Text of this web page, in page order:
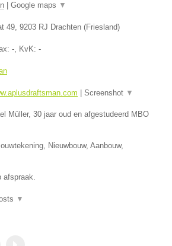
Google maps ▼
49, 9203 RJ Drachten (Friesland)
-, KvK: -
Screenshot ▼
Müller, 30 jaar oud en afgestudeerd MBO
Nieuwbouw, Aanbouw,
afspraak.
▼